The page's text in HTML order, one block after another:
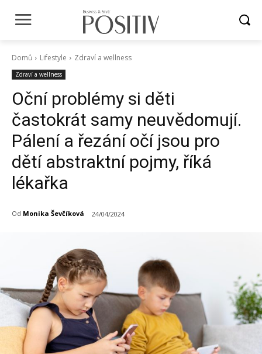
Domů Lifestyle Zdraví a wellness
Zdraví a wellness
Oční problémy si děti
častokrát samy neuvědomují.
Pálení a řezání očí jsou pro
dětí abstraktní pojmy, říká
lékařka
Od Monika Ševčíková 24/04/2024